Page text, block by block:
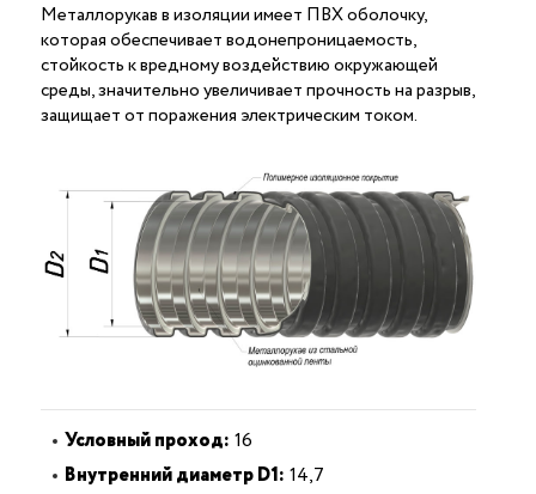
Металлорукав в изоляции имеет ПВХ оболочку,
которая обеспечивает водонепроницаемость,
стойкость к вредному воздействию окружающей
среды, значительно увеличивает прочность на разрыв,
защищает от поражения электрическим током.
Условный проход: 16
Внутренний диаметр D1: 14,7